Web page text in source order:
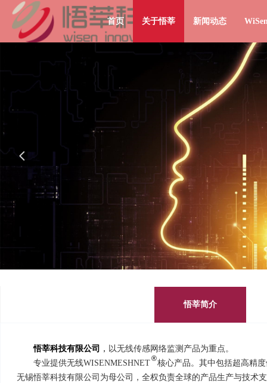
首页 关于悟莘 新闻动态
넳
悟莘简介
悟莘科技有限公司 ， 以无线传感网络监测产品为重点。
专业提供无线WISENMESHNET 核心产品。其中包括超高精度
无锡悟莘科技有限公司为母公司，全权负责全球的产品生产与技术
®